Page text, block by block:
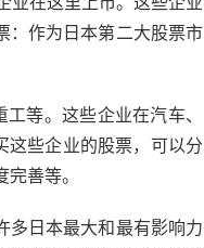
：作为日本第二大股票市
等。这些企业在汽车、
这些企业的股票，可以分
善等。
多日本最大和最有影响力